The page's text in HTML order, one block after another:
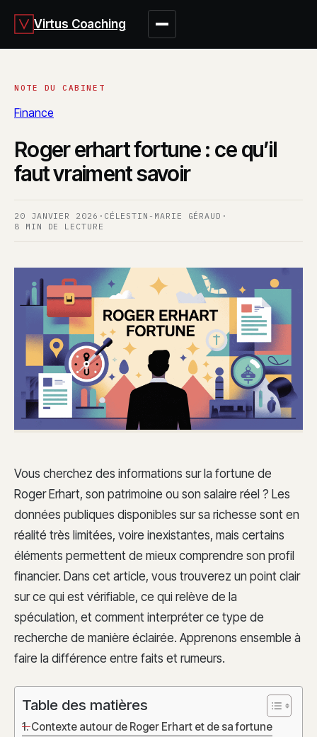
Virtus Coaching
Finance
Roger erhart fortune : ce qu’il
faut vraiment savoir
20 JANVIER 2026 · CÉLESTIN-MARIE GÉRAUD ·
8 MIN DE LECTURE
Vous cherchez des informations sur la fortune de
Roger Erhart, son patrimoine ou son salaire réel ? Les
données publiques disponibles sur sa richesse sont en
réalité très limitées, voire inexistantes, mais certains
éléments permettent de mieux comprendre son profil
financier. Dans cet article, vous trouverez un point clair
sur ce qui est vérifiable, ce qui relève de la
spéculation, et comment interpréter ce type de
recherche de manière éclairée. Apprenons ensemble à
faire la différence entre faits et rumeurs.
Table des matières
Contexte autour de Roger Erhart et de sa fortune